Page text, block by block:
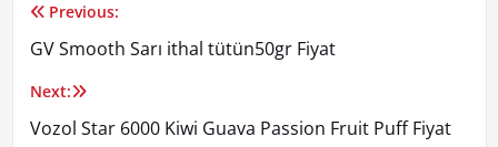
Yazı
gezinmesi
Previous:
GV Smooth Sarı ithal tütün50gr Fiyat
Next:
Vozol Star 6000 Kiwi Guava Passion Fruit Puff Fiyat